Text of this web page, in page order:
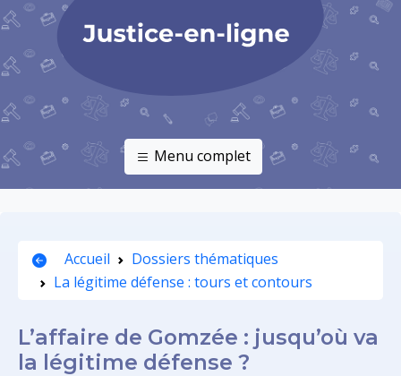
Menu complet
Accueil
Dossiers thématiques
La légitime défense : tours et contours
L’affaire de Gomzée : jusqu’où va
la légitime défense ?